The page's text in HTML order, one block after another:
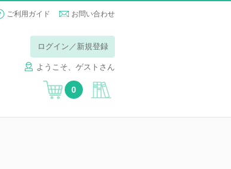
ご利用ガイド お問い合わせ
ログイン／新規登録
ようこそ、ゲストさん
0